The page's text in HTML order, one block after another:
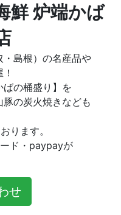
鮮 炉端かば
島根）の名産品や
の桶盛り】を
の炭火焼きなども
ります。
ド・paypayが
せ